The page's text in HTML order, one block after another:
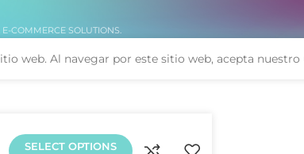
E-COMMERCE SOLUTIONS.
web. Al navegar por este sitio web, acepta nuestro
SELECT OPTIONS